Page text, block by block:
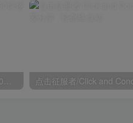
点击征服者/Click and